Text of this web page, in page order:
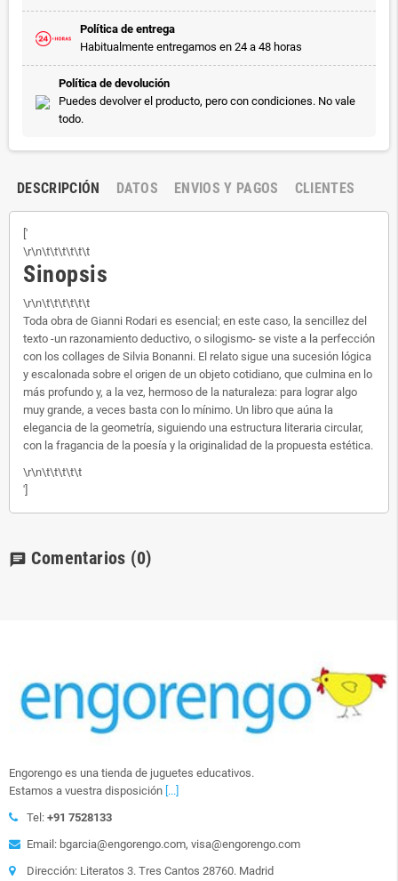
Política de entrega
Habitualmente entregamos en 24 a 48 horas
Política de devolución
Puedes devolver el producto, pero con condiciones. No vale
todo.
DESCRIPCIÓN DATOS ENVIOS Y PAGOS CLIENTES
['
\r\n\t\t\t\t\t\t
Sinopsis
\r\n\t\t\t\t\t\t
Toda obra de Gianni Rodari es esencial; en este caso, la sencillez del
texto -un razonamiento deductivo, o silogismo- se viste a la perfección
con los collages de Silvia Bonanni. El relato sigue una sucesión lógica
y escalonada sobre el origen de un objeto cotidiano, que culmina en lo
más profundo y, a la vez, hermoso de la naturaleza: para lograr algo
muy grande, a veces basta con lo mínimo. Un libro que aúna la
elegancia de la geometría, siguiendo una estructura literaria circular,
con la fragancia de la poesía y la originalidad de la propuesta estética.
\r\n\t\t\t\t\t
']
chat Comentarios (0)
Engorengo es una tienda de juguetes educativos.
Estamos a vuestra disposición [...]
Tel: +91 7528133
Email: bgarcia@engorengo.com, visa@engorengo.com
Dirección: Literatos 3. Tres Cantos 28760. Madrid